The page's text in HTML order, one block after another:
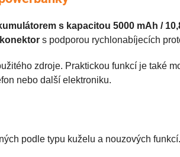
s kapacitou 5000 mAh /
s podporou rychlonabíjecích
zdroje. Praktickou funkcí je také
nebo další elektroniku.
podle typu kuželu a nouzových funkcí.